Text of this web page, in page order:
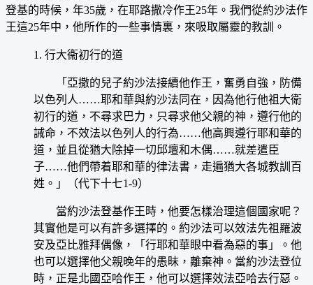
登基的時候，年35歲，在耶路撒冷作王25年。我們從約沙法作
王這25年中，他所作的一些事情裏，來吸取屬靈的教訓。
1. 行大衞初行的道
「亞撒的兒子約沙法接續他作王，奮勇自強，防備
以色列人……耶和華與約沙法同在，因為他行他祖大衛
初行的道，不尋求巴力，只尋求他父親的神，遵行他的
誡命，不效法以色列人的行為……他高興遵行耶和華的
道，並且從猶大除掉一切邱壇和木偶……就差遣臣
子……他們帶着耶和華的律法書，走遍猶大各城教訓百
姓。」（代下十七1-9）
當約沙法登基作王時，他要怎樣治理這個國家呢？
其實他是可以有許多選擇的。約沙法可以效法先祖羅波
安及亞比雅拜偶像，「行耶和華眼中看為惡的事」。他
也可以選擇他父親晚年的愚昧，離棄神。當約沙法登位
時，正是北國亞哈作王，他可以選擇效法亞哈去行惡。